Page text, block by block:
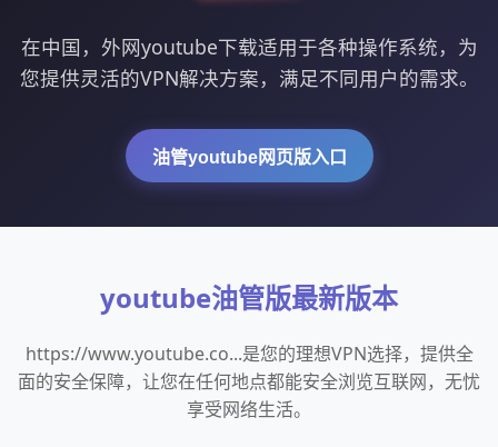
在中国，外网youtube下载适用于各种操作系统，为
您提供灵活的VPN解决方案，满足不同用户的需求。
油管youtube网页版入口
youtube油管版最新版本
https://www.youtube.co...是您的理想VPN选择，提供全
面的安全保障，让您在任何地点都能安全浏览互联网，无忧
享受网络生活。